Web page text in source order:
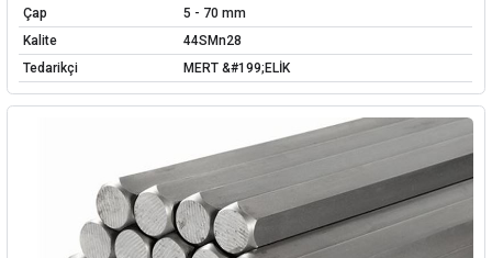
Çap
5 - 70 mm
Kalite
44SMn28
Tedarikçi
MERT &#199;ELİK